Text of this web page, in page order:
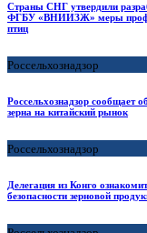
Страны СНГ утвердили
ФГБУ «ВНИИЗЖ» меры
птиц
Россельхознадзор
Россельхознадзор сообщает
зерна на китайский рынок
Россельхознадзор
Делегация из Конго
безопасности зерновой